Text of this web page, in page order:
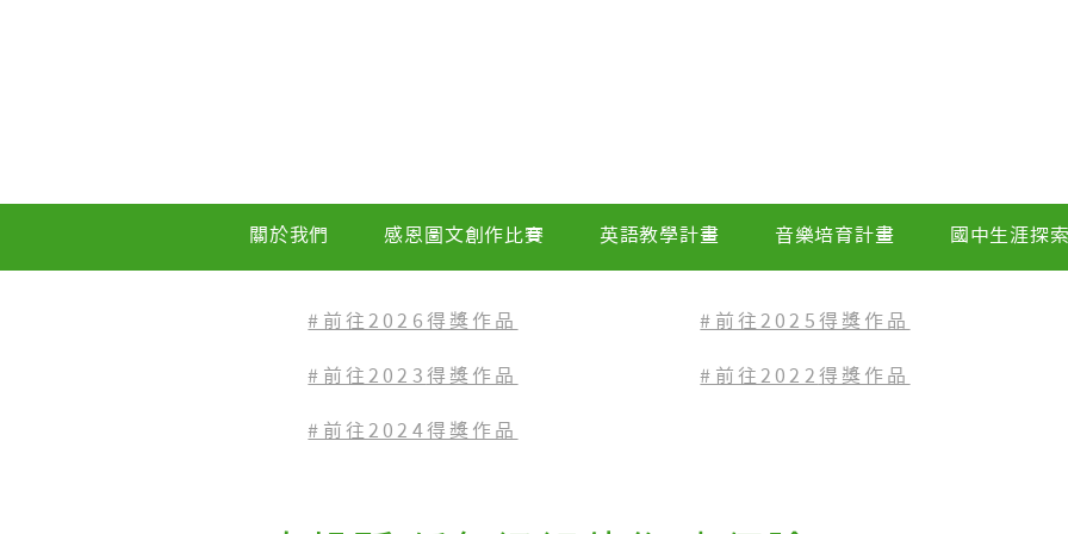
關於我們 感恩圖文創作比賽 英語教學計畫 音樂培育計畫 國中生涯探
#前往2026得獎作品
#前往2023 得獎作品
#前往2025得獎作品
#前往2022 得獎作品
#前往2024得獎作品